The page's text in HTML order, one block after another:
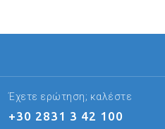
Έχετε ερώτηση; καλέστε
+30 2831 3 42 100